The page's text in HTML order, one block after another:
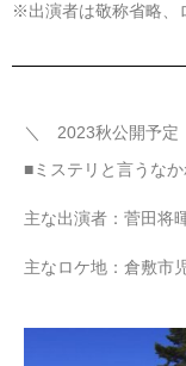
※出演者は敬称省略、
＼ 2023秋公開予
■ミステリと言うな
主な出演者：菅田
主なロケ地：倉敷市